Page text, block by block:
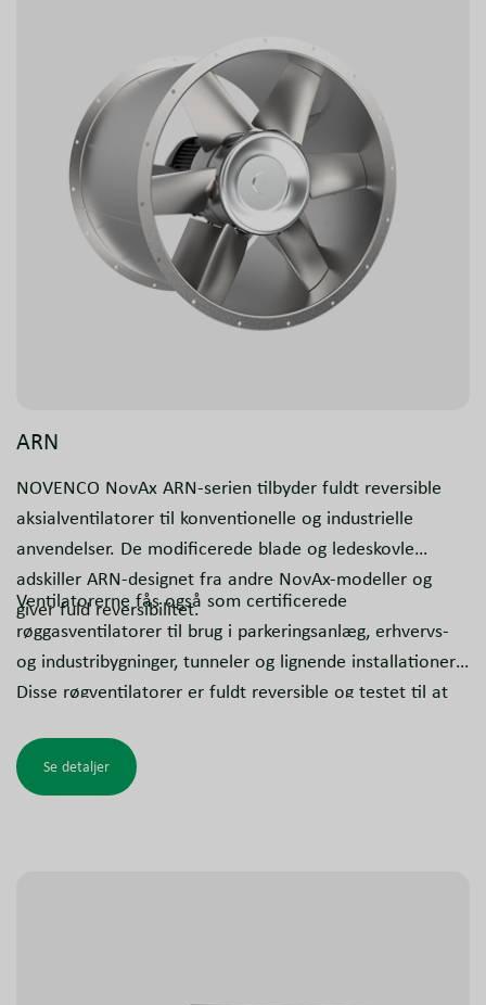
ARN
NOVENCO NovAx ARN-serien tilbyder fuldt reversible
aksialventilatorer til konventionelle og industrielle
anvendelser. De modificerede blade og ledeskovle
adskiller ARN-designet fra andre NovAx-modeller og
giver fuld reversibilitet.
Ventilatorerne fås også som certificerede
røggasventilatorer til brug i parkeringsanlæg, erhvervs-
og industribygninger, tunneler og lignende installationer.
Disse røgventilatorer er fuldt reversible og testet til at
Se detaljer